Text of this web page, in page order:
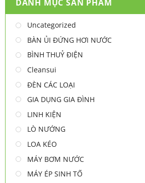
DANH MỤC SẢN PHẨM
Uncategorized
BÀN ỦI ĐỨNG HƠI NƯỚC
BÌNH THUỶ ĐIỆN
Cleansui
ĐÈN CÁC LOẠI
GIA DỤNG GIA ĐÌNH
LINH KIỆN
LÒ NƯỚNG
LOA KÉO
MÁY BƠM NƯỚC
MÁY ÉP SINH TỐ